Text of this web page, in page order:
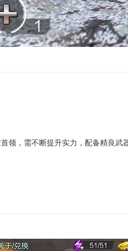
领，需不断提升实力，配备精良武